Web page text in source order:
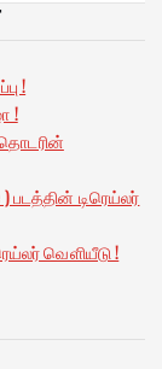
!
!
தொடரின்
படத்தின் டிரெய்லர்
வெளியீடு !